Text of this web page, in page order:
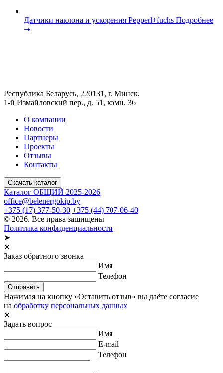
Датчики наклона и ускорения Pepperl+fuchs Подробнее
➞
Республика Беларусь, 220131, г. Минск,
1-й Измайловский пер., д. 51, комн. 36
О компании
Новости
Партнеры
Проекты
Отзывы
Контакты
Скачать каталог
Каталог ОБЩИЙ 2025-2026
office@belenergokip.by
+375 (17) 377-50-30 +375 (44) 707-06-40
© 2026. Все права защищены
Политика конфиденциальности
➤
✕
Заказ обратного звонка
Имя
Телефон
Отправить
Нажимая на кнопку «Оставить отзыв» вы даёте согласие
на обработку персональных данных
✕
Задать вопрос
Имя
E-mail
Телефон